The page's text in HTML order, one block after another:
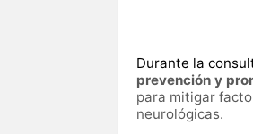
Durante la
prevención y
para mitigar
neurológicas.